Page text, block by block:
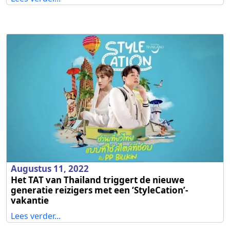
Augustus 11, 2022
Het TAT van Thailand triggert de nieuwe
generatie reizigers met een ‘StyleCation’-
vakantie
Lees verder...